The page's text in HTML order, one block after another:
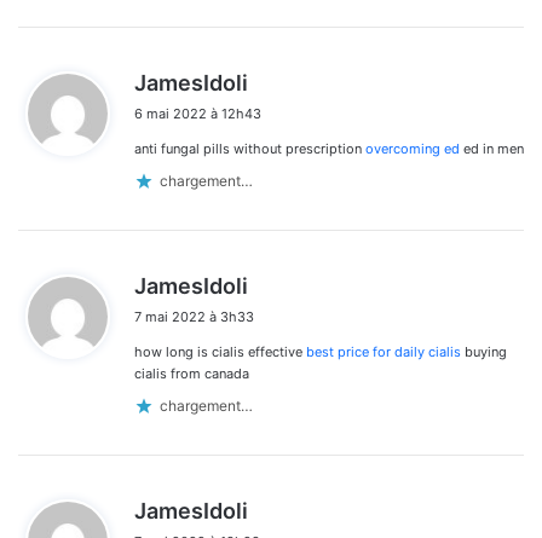
JamesIdoli
t
6 mai 2022 à 12h43
anti fungal pills without prescription overcoming ed ed in men
chargement…
JamesIdoli
t
:
7 mai 2022 à 3h33
how long is cialis effective best price for daily cialis buying
cialis from canada
chargement…
JamesIdoli